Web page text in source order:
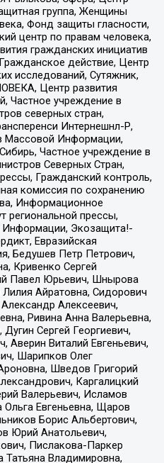
группа, Женщины
Фонд защиты гласности,
центр по правам человека,
гражданских инициатив
действие, Центр
исследований, Сутяжник,
Центр развития
Частное учреждение в
северных стран,
Интернешнл-Р,
Массовой Информации,
Частное учреждение в
Северных Стран,
Гражданский контроль,
комиссия по сохранению
Информационное
региональной прессы,
Информации, Экозащита!-
Евразийская
Бедушев Петр Петрович,
Кривенко Сергей
Павел Юрьевич, Шнырова
Айратовна, Сидорович
Алексеевич,
Ривина Анна Валерьевна,
Сергей Георгиевич,
Аверин Виталий Евгеньевич,
Шарипков Олег
Шведов Григорий
Каргалицкий
Валерьевич, Исламов
Евгеньевна, Щаров
Борис Альбертович,
Юрий Анатольевич,
Пислакова-Паркер
Владимировна,